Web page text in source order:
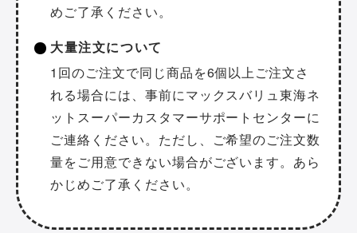
めご了承ください。
大量注文について
1回のご注文で同じ商品を6個以上ご注文さ
れる場合には、事前にマックスバリュ東海ネ
ットスーパーカスタマーサポートセンターに
ご連絡ください。ただし、ご希望のご注文数
量をご用意できない場合がございます。あら
かじめご了承ください。